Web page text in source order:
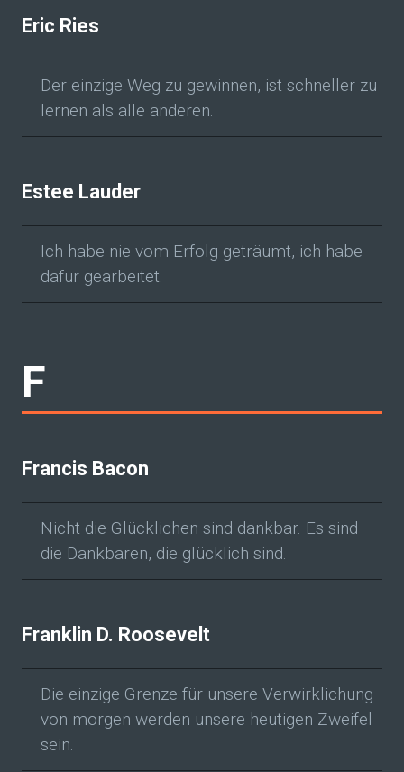
Eric Ries
Der einzige Weg zu gewinnen, ist schneller zu
lernen als alle anderen.
Estee Lauder
Ich habe nie vom Erfolg geträumt, ich habe
dafür gearbeitet.
F
Francis Bacon
Nicht die Glücklichen sind dankbar. Es sind
die Dankbaren, die glücklich sind.
Franklin D. Roosevelt
Die einzige Grenze für unsere Verwirklichung
von morgen werden unsere heutigen Zweifel
sein.